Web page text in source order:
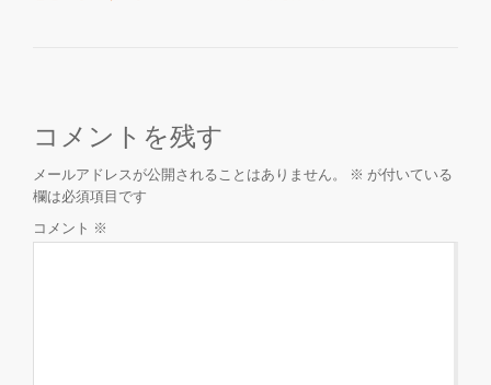
コメントを残す
メールアドレスが公開されることはありません。 ※ が付いている
欄は必須項目です
コメント ※